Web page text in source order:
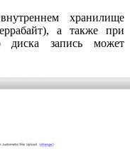
хранилище
а также при
диска запись может